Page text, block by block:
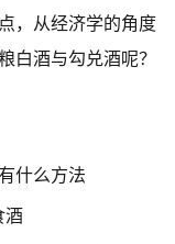
，从经济学的角度
白酒与勾兑酒呢？
什么方法
酒